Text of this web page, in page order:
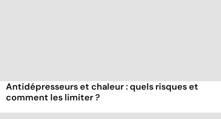
Antidépresseurs et chaleur : quels risques et
comment les limiter ?